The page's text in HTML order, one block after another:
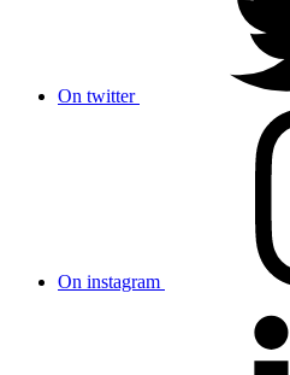
On twitter
On instagram